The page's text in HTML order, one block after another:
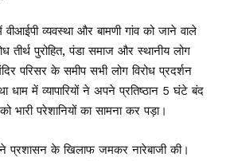
वीआईपी व्यवस्था और बामणी गांव को जाने वाले
तीर्थ पुरोहित, पंडा समाज और स्थानीय लोग
परिसर के समीप सभी लोग विरोध प्रदर्शन
में व्यापारियों ने अपने प्रतिष्ठान 5 घंटे बंद
भारी परेशानियों का सामना कर पड़ा।
ने प्रशासन के खिलाफ जमकर नारेबाजी की।